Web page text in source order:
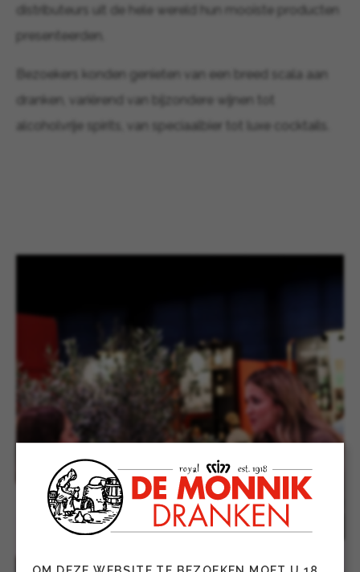
distributeurs uit de hele wereld hun mooiste producten
presenteerden.
Bezoekers konden genieten van een breed scala aan
dranken, variërend van bijzondere wijnen tot
alcoholvrije spirits, van speciaalbier tot luxe cocktails.